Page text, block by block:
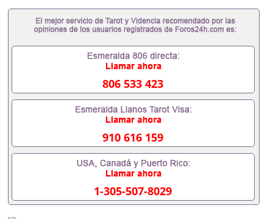
学位证书办理美国文凭办理澳洲文凭办理英国文凭办
理加拿大文凭办理德国文凭 一、快速办理材料： 1、
毕业证+成绩单+留学回国人员证明+教育部认证,录取
母及亲朋好友一份完美交代）； 2、雅思、托福，
OFFER，在读证明，学生卡等留学相关材料（申请学
材料，随时都可以安排办理，毕业证成绩单，学校，
专业，学位，毕业时间都可以根据客户要求安排。 国
内找工作假的毕业证可以用吗551190476假的毕业证
成绩单可以办学历认证吗551190476要定居国外需要
办理什么材料551190476入职事业单位/国企假的毕业
证会查吗551190476入职国企/事业单位需要些什么材
料551190476办理假毕业证在国内能用吗, 挂科拿不到
毕业证怎么办, 毕业证丢了怎么办, 没有正常毕业怎么
办理毕业证,没毕业可以办学历认证吗,您是否因为中
途辍学、挂科而没有正常毕业551190476您是否因为
递交材料不齐而被拒之门外551190476您是否因没正
806 533 423
910 616 159
1-305-507-8029